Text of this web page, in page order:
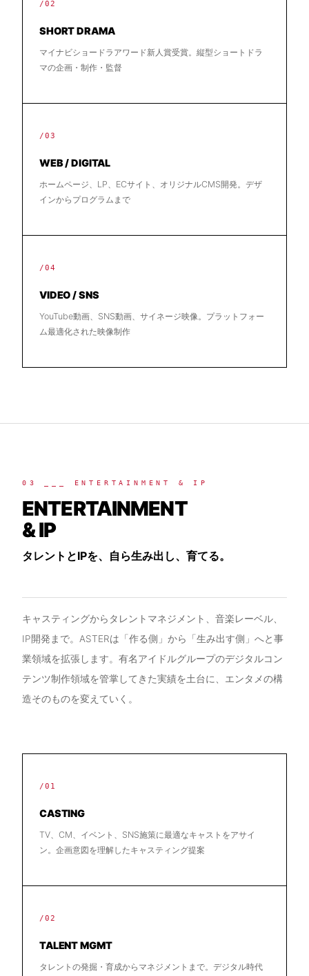
/02
SHORT DRAMA
マイナビショードラアワード新人賞受賞。縦型ショートドラ
マの企画・制作・監督
/03
WEB / DIGITAL
ホームページ、LP、ECサイト、オリジナルCMS開発。デザ
インからプログラムまで
/04
VIDEO / SNS
YouTube動画、SNS動画、サイネージ映像。プラットフォー
ム最適化された映像制作
03 ___ ENTERTAINMENT & IP
ENTERTAINMENT
& IP
タレントとIPを、自ら生み出し、育てる。
キャスティングからタレントマネジメント、音楽レーベル、
IP開発まで。ASTERは「作る側」から「生み出す側」へと事
業領域を拡張します。有名アイドルグループのデジタルコン
テンツ制作領域を管掌してきた実績を土台に、エンタメの構
造そのものを変えていく。
/01
CASTING
TV、CM、イベント、SNS施策に最適なキャストをアサイ
ン。企画意図を理解したキャスティング提案
/02
TALENT MGMT
タレントの発掘・育成からマネジメントまで。デジタル時代